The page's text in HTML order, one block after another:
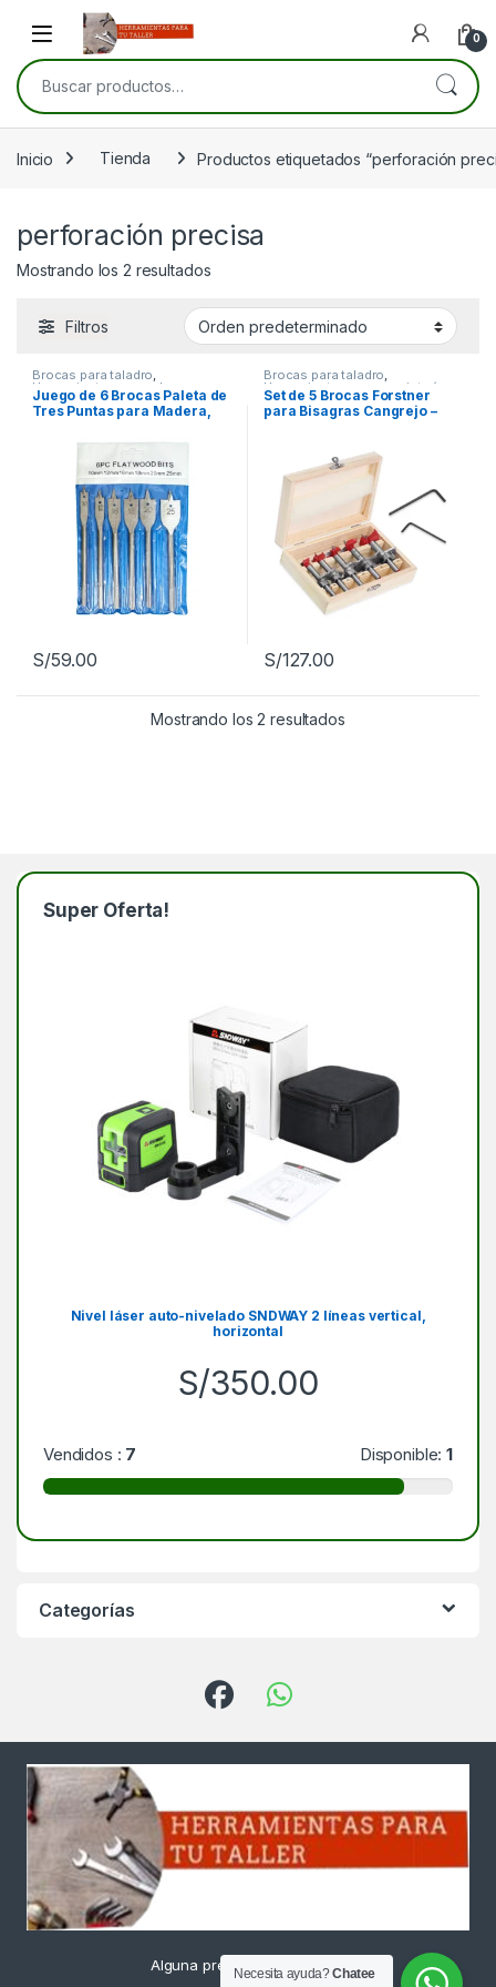
Skip to navigation
Skip to content
Open 0
Buscar por:
Inicio Tienda Productos etiquetados “perforación
perforación precisa
Mostrando los 2 resultados
Filtros
Brocas para taladro,
Herramientas manuales
Herramientas para carpintería
Juego de 6 Brocas Paleta de
Tres Puntas para Madera,
Aglomerados – Vástago
Hexagonal, Acero de Alta
Resistencia
S/59.00
Brocas para taladro,
Herramientas para carpintería
Set de 5 Brocas Forstner
para Bisagras Cangrejo –
S/127.00
Mostrando los 2 resultados
Super Oferta!
Nivel láser auto-nivelado SNDWAY 2 líneas vertical,
horizontal
S/350.00
Vendidos : 7 Disponible:1
Categorías
Alguna pregunta ? Llámanos
Necesita ayuda?Chatee